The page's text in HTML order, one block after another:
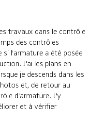
travaux dans le contrôle
des contrôles
si l'armature a été posée
J'ai les plans en
je descends dans les
et, de retour au
d'armature. J'y
et à vérifier